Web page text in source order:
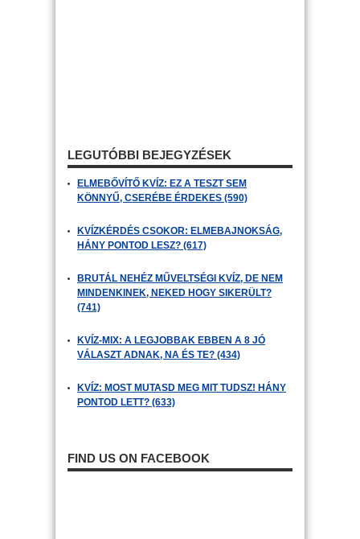
LEGUTÓBBI BEJEGYZÉSEK
ELMEBŐVÍTŐ KVÍZ: EZ A TESZT SEM
KÖNNYŰ, CSERÉBE ÉRDEKES (590)
KVÍZKÉRDÉS CSOKOR: ELMEBAJNOKSÁG,
HÁNY PONTOD LESZ? (617)
BRUTÁL NEHÉZ MŰVELTSÉGI KVÍZ, DE NEM
MINDENKINEK, NEKED HOGY SIKERÜLT?
(741)
KVÍZ-MIX: A LEGJOBBAK EBBEN A 8 JÓ
VÁLASZT ADNAK, NA ÉS TE? (434)
KVÍZ: MOST MUTASD MEG MIT TUDSZ! HÁNY
PONTOD LETT? (633)
FIND US ON FACEBOOK